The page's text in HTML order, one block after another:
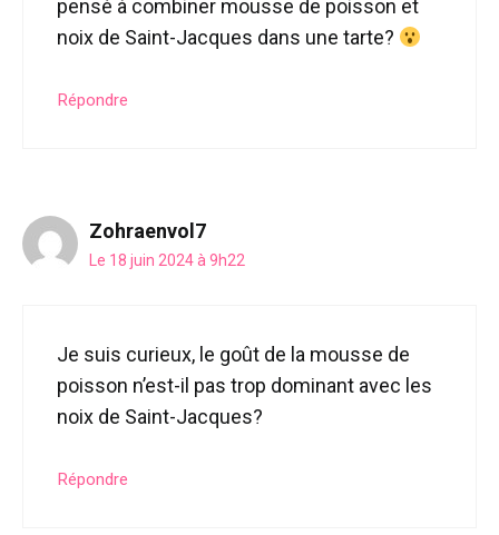
pensé à combiner mousse de poisson et
noix de Saint-Jacques dans une tarte?
Répondre
Zohraenvol7
Le 18 juin 2024 à 9h22
Je suis curieux, le goût de la mousse de
poisson n’est-il pas trop dominant avec les
noix de Saint-Jacques?
Répondre